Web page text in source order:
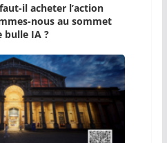
il acheter l’action
nous au sommet
bulle IA ?